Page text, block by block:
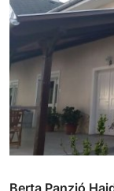
Berta Panzió